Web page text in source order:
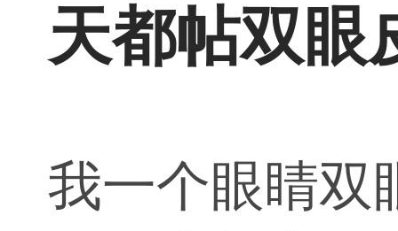
天都帖双眼
我一个眼睛双